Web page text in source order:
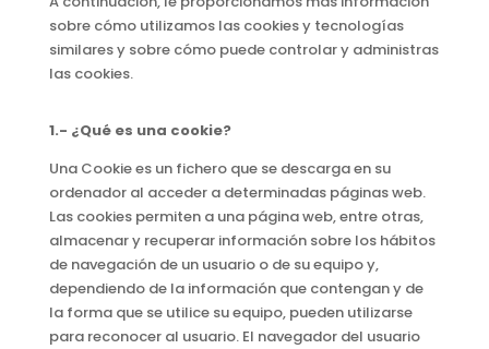
sobre cómo utilizamos las cookies y tecnologías
similares y sobre cómo puede controlar y administras
las cookies.
1.- ¿Qué es una cookie?
Una Cookie es un fichero que se descarga en su
ordenador al acceder a determinadas páginas web.
Las cookies permiten a una página web, entre otras,
almacenar y recuperar información sobre los hábitos
de navegación de un usuario o de su equipo y,
dependiendo de la información que contengan y de
la forma que se utilice su equipo, pueden utilizarse
para reconocer al usuario. El navegador del usuario